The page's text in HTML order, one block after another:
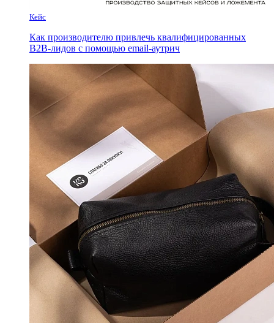
Кейс
Как производителю привлечь квалифицированных
B2B-лидов с помощью email-аутрич